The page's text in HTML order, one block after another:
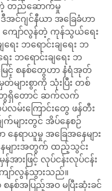
တဲ့ တည်ဆောက်မှု
အင်ဂျင်နီယာ အခြေခံဟာ
ကျော်လွန်တဲ့ ကုန်သွယ်ရေး
ေး ဘရောင်းချရေး ဘ
ေး ဘရောင်းချရေး ဘ
မြင့် စနစ်တွေဟာ နံရံအုတ်
ျားစွာကို သုံးပြီး တစ်
တွေရှိတောင် ဆက်လက်
မ်းကြောင်းတွေ ဖန်တီး
များတွင် အိပ်နေစဉ်
နေရာယူမှု အခြေအနေများ
ေများအတွက် ထည့်သွင်း
န်အားဖြင့် လုပ်ငန်းလုပ်ငန်း
ော်လွန်သွားသည်။
နစ်အပြည့်အဝ မပြီးဆုံးခင်